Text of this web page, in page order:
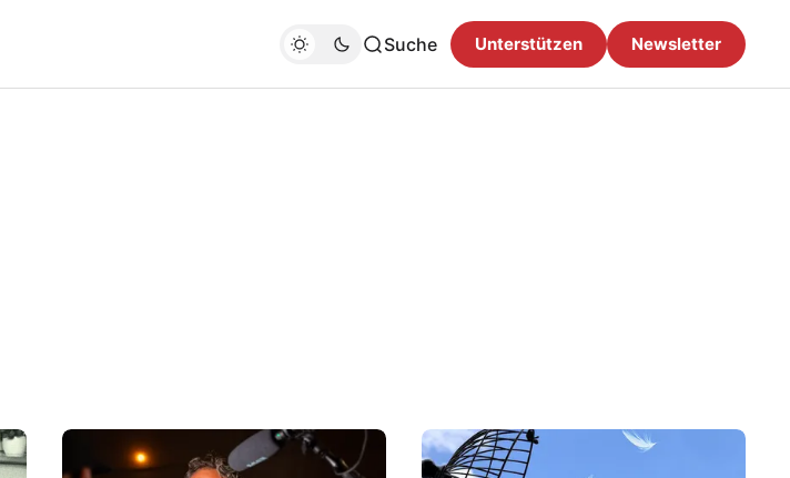
Suche Unterstützen Newsletter